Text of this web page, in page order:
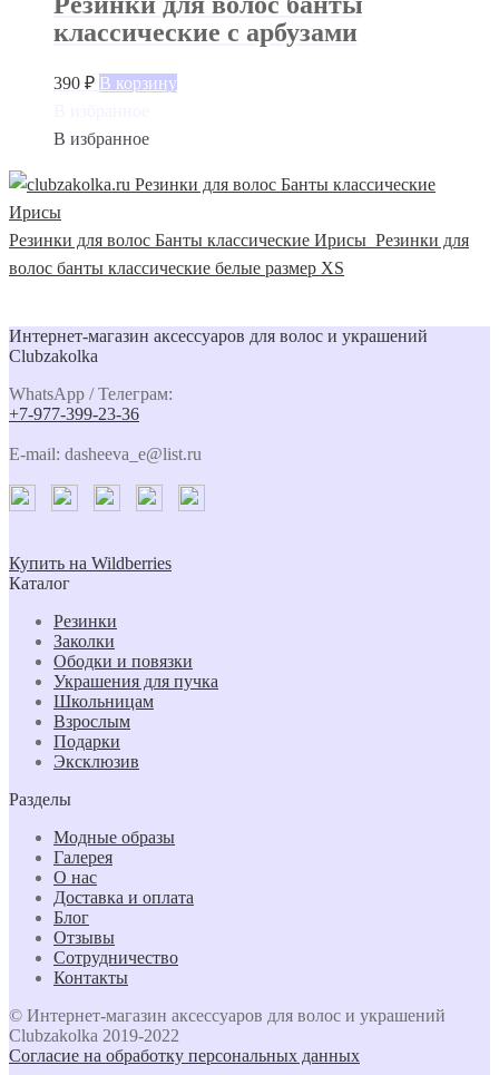
классические с арбузами
390 ₽ В корзину
В избранное
Резинки для волос Банты классические Ирисы Резинки для
волос банты классические белые размер XS
Интернет-магазин аксессуаров для волос и украшений
Clubzakolka
WhatsApp / Телеграм:
+7-977-399-23-36
E-mail: dasheeva_e@list.ru
Купить на Wildberries
Каталог
Резинки
Заколки
Ободки и повязки
Украшения для пучка
Школьницам
Взрослым
Подарки
Эксклюзив
Разделы
Модные образы
Галерея
О нас
Доставка и оплата
Блог
Отзывы
Сотрудничество
Контакты
© Интернет-магазин аксессуаров для волос и украшений
Clubzakolka 2019-2022
Согласие на обработку персональных данных